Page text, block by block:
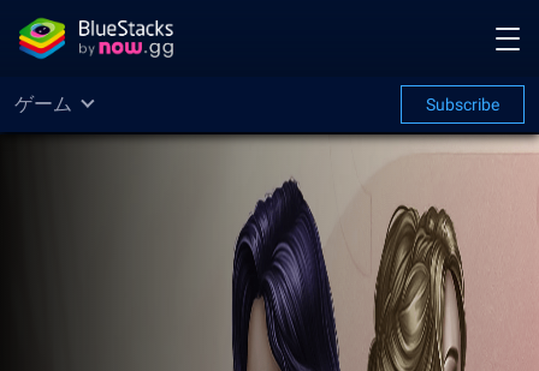
ゲーム Subscribe